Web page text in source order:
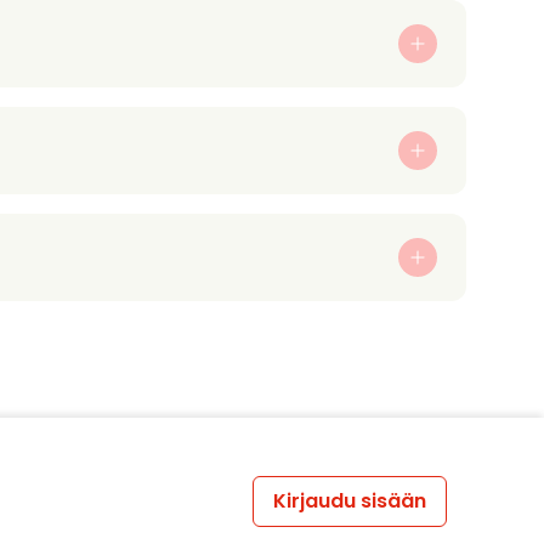
Kirjaudu sisään